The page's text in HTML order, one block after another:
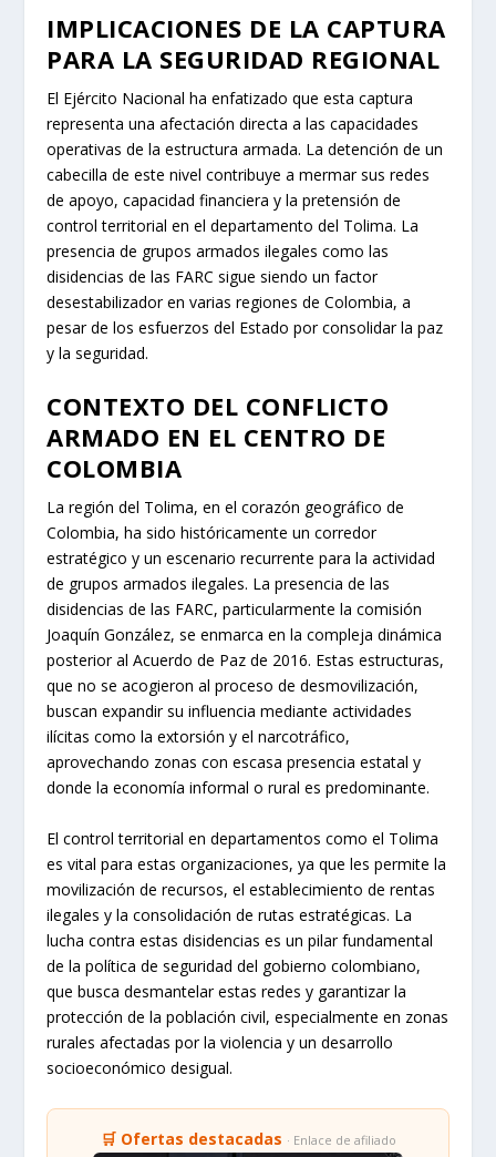
IMPLICACIONES DE LA CAPTURA
PARA LA SEGURIDAD REGIONAL
El Ejército Nacional ha enfatizado que esta captura
representa una afectación directa a las capacidades
operativas de la estructura armada. La detención de un
cabecilla de este nivel contribuye a mermar sus redes
de apoyo, capacidad financiera y la pretensión de
control territorial en el departamento del Tolima. La
presencia de grupos armados ilegales como las
disidencias de las FARC sigue siendo un factor
desestabilizador en varias regiones de Colombia, a
pesar de los esfuerzos del Estado por consolidar la paz
y la seguridad.
CONTEXTO DEL CONFLICTO
ARMADO EN EL CENTRO DE
COLOMBIA
La región del Tolima, en el corazón geográfico de
Colombia, ha sido históricamente un corredor
estratégico y un escenario recurrente para la actividad
de grupos armados ilegales. La presencia de las
disidencias de las FARC, particularmente la comisión
Joaquín González, se enmarca en la compleja dinámica
posterior al Acuerdo de Paz de 2016. Estas estructuras,
que no se acogieron al proceso de desmovilización,
buscan expandir su influencia mediante actividades
ilícitas como la extorsión y el narcotráfico,
aprovechando zonas con escasa presencia estatal y
donde la economía informal o rural es predominante.
El control territorial en departamentos como el Tolima
es vital para estas organizaciones, ya que les permite la
movilización de recursos, el establecimiento de rentas
ilegales y la consolidación de rutas estratégicas. La
lucha contra estas disidencias es un pilar fundamental
de la política de seguridad del gobierno colombiano,
que busca desmantelar estas redes y garantizar la
protección de la población civil, especialmente en zonas
rurales afectadas por la violencia y un desarrollo
socioeconómico desigual.
🛒 Ofertas destacadas · Enlace de afiliado